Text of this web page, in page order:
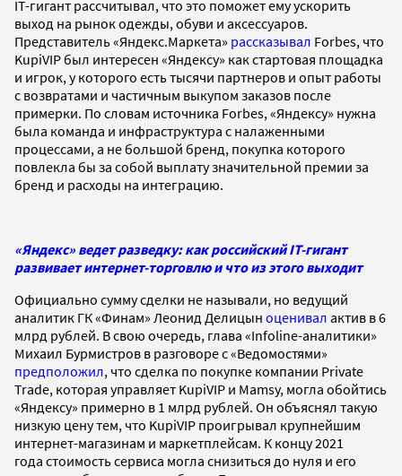
IT-гигант рассчитывал, что это поможет ему ускорить
выход на рынок одежды, обуви и аксессуаров.
Представитель «Яндекс.Маркета» рассказывал Forbes, что
KupiVIP был интересен «Яндексу» как стартовая площадка
и игрок, у которого есть тысячи партнеров и опыт работы
с возвратами и частичным выкупом заказов после
примерки. По словам источника Forbes, «Яндексу» нужна
была команда и инфраструктура с налаженными
процессами, а не большой бренд, покупка которого
повлекла бы за собой выплату значительной премии за
бренд и расходы на интеграцию.
«Яндекс» ведет разведку: как российский IT-гигант
развивает интернет-торговлю и что из этого выходит
Официально сумму сделки не называли, но ведущий
аналитик ГК «Финам» Леонид Делицын оценивал актив в 6
млрд рублей. В свою очередь, глава «Infoline-аналитики»
Михаил Бурмистров в разговоре с «Ведомостями»
предположил, что сделка по покупке компании Private
Trade, которая управляет KupiVIP и Mamsy, могла обойтись
«Яндексу» примерно в 1 млрд рублей. Он объяснял такую
низкую цену тем, что KupiVIP проигрывал крупнейшим
интернет-магазинам и маркетплейсам. К концу 2021
года стоимость сервиса могла снизиться до нуля и его